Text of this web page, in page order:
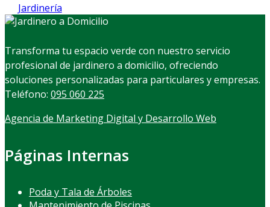
Jardinería
Transforma tu espacio verde con nuestro servicio
profesional de jardinero a domicilio, ofreciendo
soluciones personalizadas para particulares y empresas.
Teléfono: 095 060 225
Agencia de Marketing Digital y Desarrollo Web
Páginas Internas
Poda y Tala de Árboles